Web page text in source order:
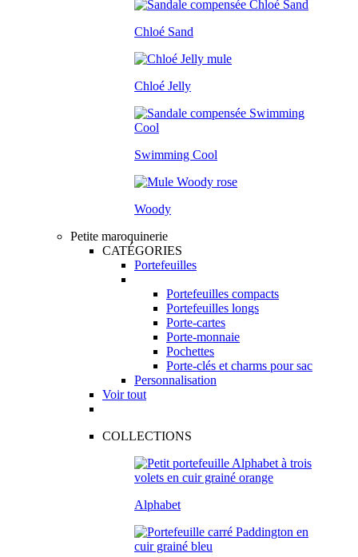
Chloé Sand
Chloé Jelly
Swimming Cool
Woody
Petite maroquinerie
CATÉGORIES
Portefeuilles
Portefeuilles compacts
Portefeuilles longs
Porte-cartes
Porte-monnaie
Pochettes
Porte-clés et charms pour sac
Personnalisation
Voir tout
COLLECTIONS
Alphabet